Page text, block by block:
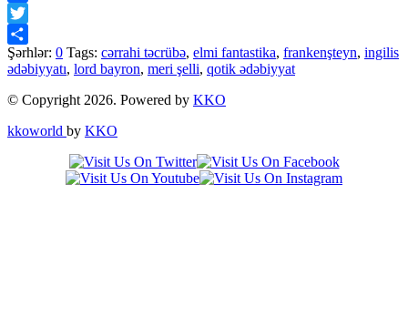
Facebook
Twitter
Share
Şərhlər: 0 Tags: cərrahi təcrübə, elmi fantastika, frankenşteyn, ingilis
ədəbiyyatı, lord bayron, meri şelli, qotik ədəbiyyat
© Copyright 2026. Powered by KKO
kkoworld by KKO